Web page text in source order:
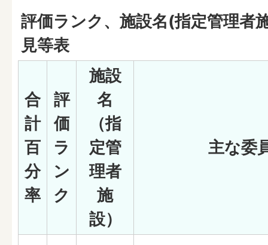
評価ランク、施設名(指定管理者
見等表
合
計
百
分
率
評
価
ラ
ン
ク
施設
名
（指
定管
理者
施
設）
主な委